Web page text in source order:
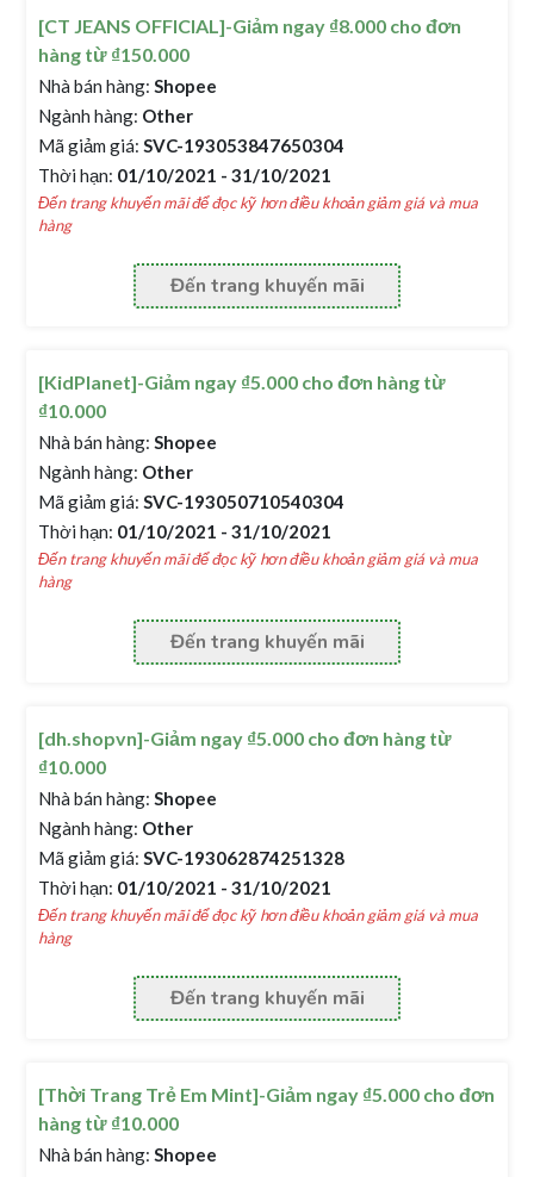
[CT JEANS OFFICIAL]-Giảm ngay ₫8.000 cho đơn
hàng từ ₫150.000
Nhà bán hàng: Shopee
Ngành hàng: Other
Mã giảm giá: SVC-193053847650304
Thời hạn: 01/10/2021 - 31/10/2021
Đến trang khuyến mãi để đọc kỹ hơn điều khoản giảm giá và mua
hàng
Đến trang khuyến mãi
[KidPlanet]-Giảm ngay ₫5.000 cho đơn hàng từ
₫10.000
Nhà bán hàng: Shopee
Ngành hàng: Other
Mã giảm giá: SVC-193050710540304
Thời hạn: 01/10/2021 - 31/10/2021
Đến trang khuyến mãi để đọc kỹ hơn điều khoản giảm giá và mua
hàng
Đến trang khuyến mãi
[dh.shopvn]-Giảm ngay ₫5.000 cho đơn hàng từ
₫10.000
Nhà bán hàng: Shopee
Ngành hàng: Other
Mã giảm giá: SVC-193062874251328
Thời hạn: 01/10/2021 - 31/10/2021
Đến trang khuyến mãi để đọc kỹ hơn điều khoản giảm giá và mua
hàng
Đến trang khuyến mãi
[Thời Trang Trẻ Em Mint]-Giảm ngay ₫5.000 cho đơn
hàng từ ₫10.000
Nhà bán hàng: Shopee